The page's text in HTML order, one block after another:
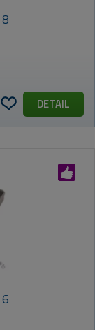
DETAIL